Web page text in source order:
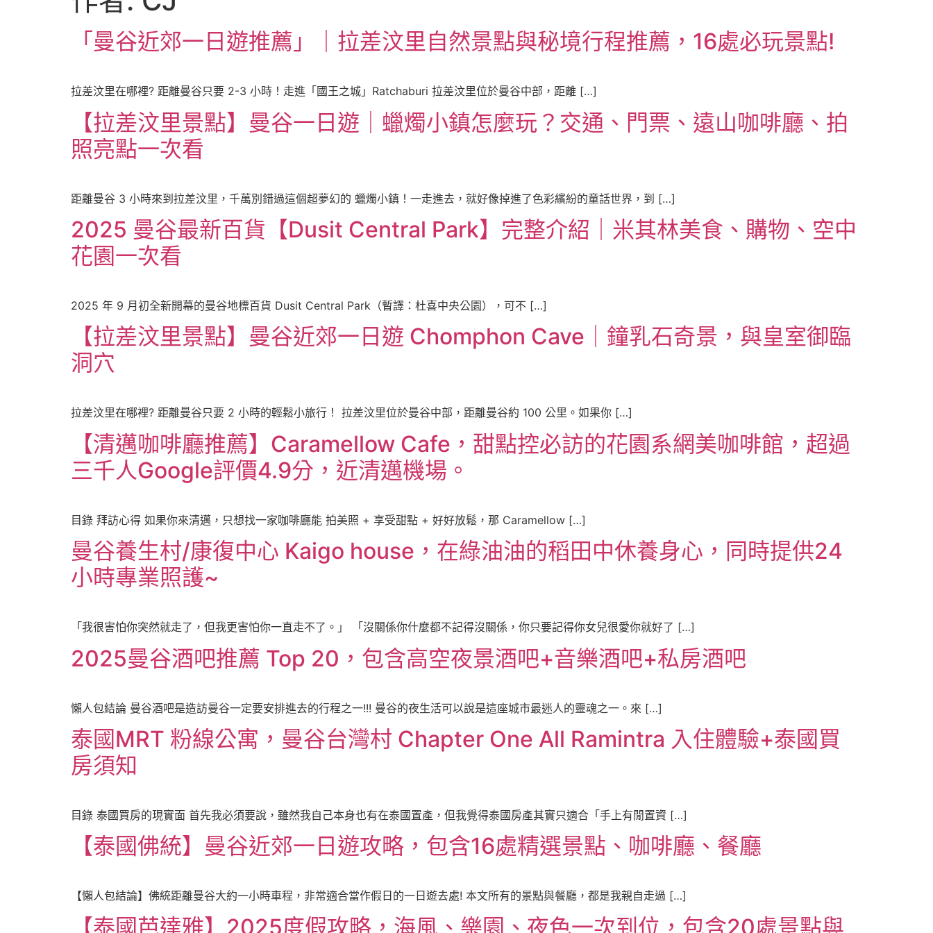
「曼谷近郊一日遊推薦」｜拉差汶里自然景點與秘境行程推薦，16處必玩景點!
拉差汶里在哪裡? 距離曼谷只要 2-3 小時！走進「國王之城」Ratchaburi 拉差汶里位於曼谷中部，距離 […]
【拉差汶里景點】曼谷一日遊｜蠟燭小鎮怎麼玩？交通、門票、遠山咖啡廳、拍
照亮點一次看
距離曼谷 3 小時來到拉差汶里，千萬別錯過這個超夢幻的 蠟燭小鎮！一走進去，就好像掉進了色彩繽紛的童話世界，到 […]
2025 曼谷最新百貨【Dusit Central Park】完整介紹｜米其林美食、購物、空中
花園一次看
2025 年 9 月初全新開幕的曼谷地標百貨 Dusit Central Park（暫譯：杜喜中央公園），可不 […]
【拉差汶里景點】曼谷近郊一日遊 Chomphon Cave｜鐘乳石奇景，與皇室御臨
洞穴
拉差汶里在哪裡? 距離曼谷只要 2 小時的輕鬆小旅行！ 拉差汶里位於曼谷中部，距離曼谷約 100 公里。如果你 […]
【清邁咖啡廳推薦】Caramellow Cafe，甜點控必訪的花園系網美咖啡館，超過
三千人Google評價4.9分，近清邁機場。
目錄 拜訪心得 如果你來清邁，只想找一家咖啡廳能 拍美照 + 享受甜點 + 好好放鬆，那 Caramellow […]
曼谷養生村/康復中心 Kaigo house，在綠油油的稻田中休養身心，同時提供24
小時專業照護~
「我很害怕你突然就走了，但我更害怕你一直走不了。」 「沒關係你什麼都不記得沒關係，你只要記得你女兒很愛你就好了 […]
2025曼谷酒吧推薦 Top 20，包含高空夜景酒吧+音樂酒吧+私房酒吧
懶人包結論 曼谷酒吧是造訪曼谷一定要安排進去的行程之一!!! 曼谷的夜生活可以說是這座城市最迷人的靈魂之一。來 […]
泰國MRT 粉線公寓，曼谷台灣村 Chapter One All Ramintra 入住體驗+泰國買
房須知
目錄 泰國買房的現實面 首先我必須要說，雖然我自己本身也有在泰國置產，但我覺得泰國房產其實只適合「手上有閒置資 […]
【泰國佛統】曼谷近郊一日遊攻略，包含16處精選景點、咖啡廳、餐廳
【懶人包結論】佛統距離曼谷大約一小時車程，非常適合當作假日的一日遊去處! 本文所有的景點與餐廳，都是我親自走過 […]
【泰國芭達雅】2025度假攻略，海風、樂園、夜色一次到位，包含20處景點與